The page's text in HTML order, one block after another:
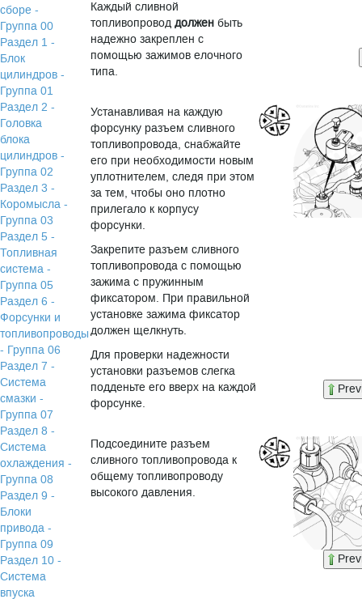
сборе -
Группа 00
Раздел 1 -
Блок
цилиндров -
Группа 01
Раздел 2 -
Головка
блока
цилиндров -
Группа 02
Раздел 3 -
Коромысла -
Группа 03
Раздел 5 -
Топливная
система -
Группа 05
Раздел 6 -
Форсунки и
топливопроводы
- Группа 06
Раздел 7 -
Система
смазки -
Группа 07
Раздел 8 -
Система
охлаждения -
Группа 08
Раздел 9 -
Блоки
привода -
Группа 09
Раздел 10 -
Система
впуска
Каждый сливной
топливопроводдолженбыть
надежно закреплен с
помощью зажимов елочного
типа.
Устанавливая на каждую
форсунку разъем сливного
топливопровода, снабжайте
его при необходимости новым
уплотнителем, следя при этом
за тем, чтобы оно плотно
прилегало к корпусу
форсунки.
Закрепите разъем сливного
топливопровода с помощью
зажима с пружинным
фиксатором. При правильной
установке зажима фиксатор
должен щелкнуть.
Для проверки надежности
установки разъемов слегка
подденьте его вверх на каждой
форсунке.
Подсоедините разъем
сливного топливопровода к
общему топливопроводу
высокого давления.